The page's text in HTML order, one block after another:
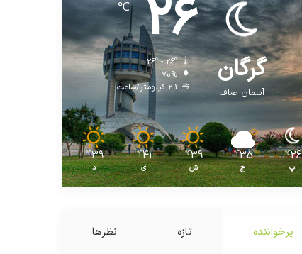
گرگان
آسمان صاف
26
℃
26º - 26º
70%
2.1 کیلومتر/ساعت
26
℃
پ
35
℃
ج
39
℃
ش
41
℃
ی
39
℃
د
پرخواننده تازه نظرها